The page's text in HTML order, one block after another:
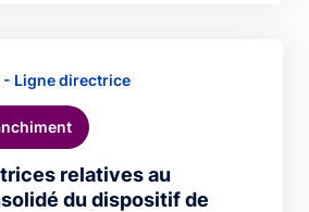
relatives au
du dispositif de
Ligne directrice